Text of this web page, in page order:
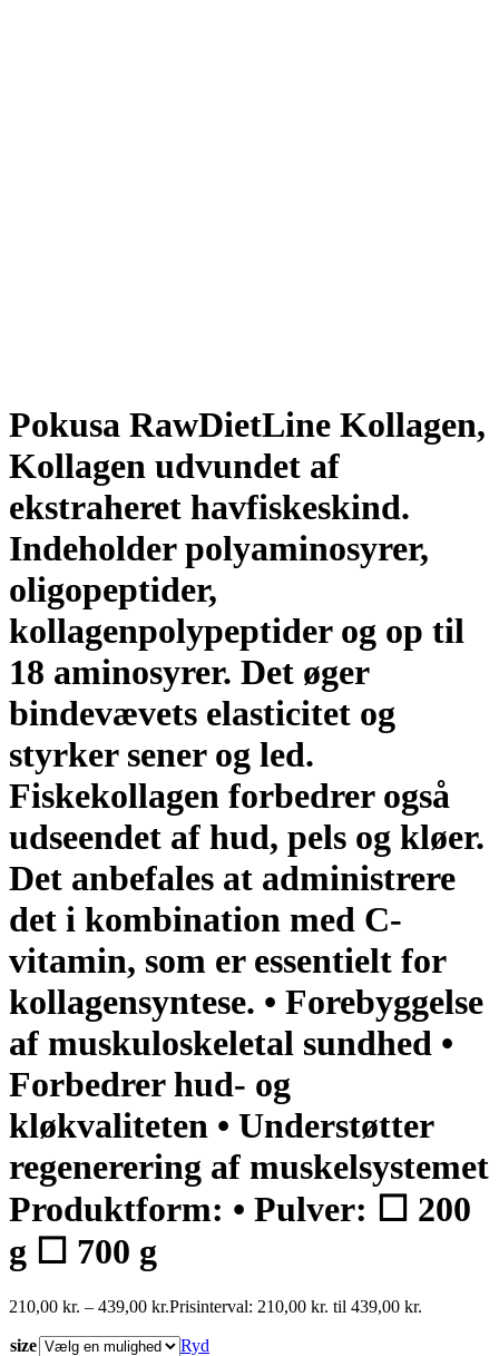
Pokusa RawDietLine Kollagen,
Kollagen udvundet af
ekstraheret havfiskeskind.
Indeholder polyaminosyrer,
oligopeptider,
kollagenpolypeptider og op til
18 aminosyrer. Det øger
bindevævets elasticitet og
styrker sener og led.
Fiskekollagen forbedrer også
udseendet af hud, pels og kløer.
Det anbefales at administrere
det i kombination med C-
vitamin, som er essentielt for
kollagensyntese. • Forebyggelse
af muskuloskeletal sundhed •
Forbedrer hud- og
kløkvaliteten • Understøtter
regenerering af muskelsystemet
Produktform: • Pulver: ☐ 200
g ☐ 700 g
210,00 kr. – 439,00 kr.Prisinterval: 210,00 kr. til 439,00 kr.
size
Ryd